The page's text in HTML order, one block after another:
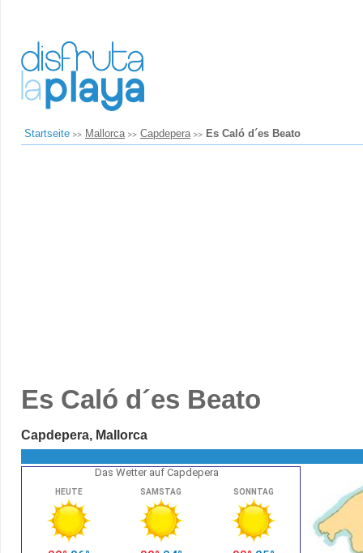
Startseite Mallorca Capdepera Es Caló d´es Beato
Es Caló d´es Beato
Capdepera, Mallorca
Das Wetter auf Capdepera